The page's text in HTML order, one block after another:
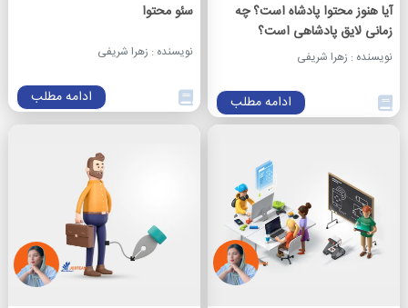
آیا هنوز محتوا پادشاه است؟ چه
زمانی لایق پادشاهی است؟
نویسنده : زهرا شریفی
ادامه مطلب
سئو محتوا
نویسنده : زهرا شریفی
ادامه مطلب